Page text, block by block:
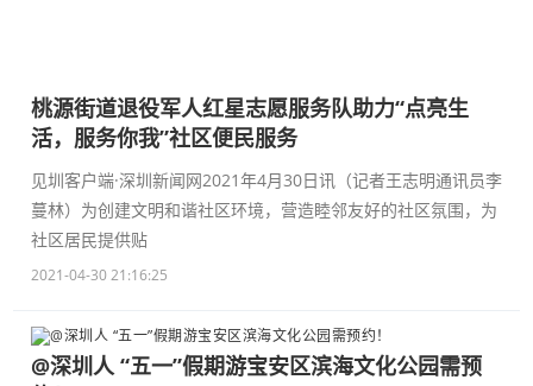
桃源街道退役军人红星志愿服务队助力“点亮生
活，服务你我”社区便民服务
见圳客户端·深圳新闻网2021年4月30日讯（记者王志明通讯员李
蔓林）为创建文明和谐社区环境，营造睦邻友好的社区氛围，为
社区居民提供贴
2021-04-30 21:16:25
@深圳人 “五一”假期游宝安区滨海文化公园需预